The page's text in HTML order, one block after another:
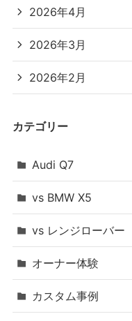
2026年4月
2026年3月
2026年2月
カテゴリー
Audi Q7
vs BMW X5
vs レンジローバー
オーナー体験
カスタム事例